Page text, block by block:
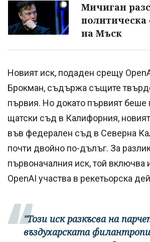
Мичиган
политическа
на Мъск
Новият иск, подаден срещу
Брокман, съдържа същите
първия. Но докато първият беше
щатски съд в Калифорния,
във федерален съд в Северна
почти двойно по-дълъг. За
първоначалния иск, той включва
OpenAI участва в рекетьорска
"Този иск разкъсва на
въздухарската